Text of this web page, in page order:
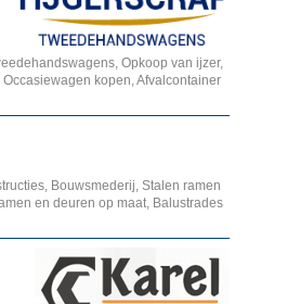
Opkoop van ijzer,
kopen, Afvalcontainer
Bouwsmederij, Stalen ramen
en deuren op maat, Balustrades